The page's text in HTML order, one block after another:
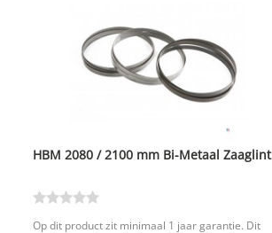
HBM 2080 / 2100 mm Bi-Metaal Zaaglint
Op dit product zit minimaal 1 jaar garantie. Dit